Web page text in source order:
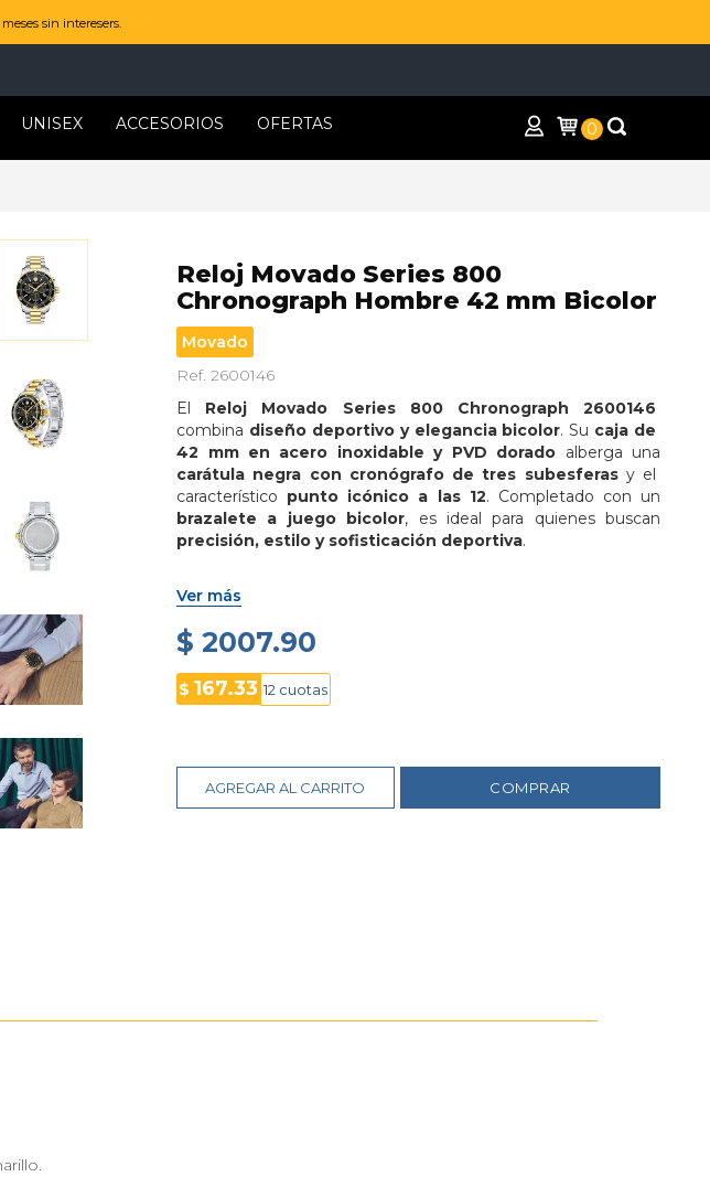
sin interesers.
UNISEX ACCESORIOS OFERTAS 0
Reloj Movado Series 800
Chronograph Hombre 42 mm Bicolor
Movado
Ref. 2600146
El Reloj Movado Series 800 Chronograph 2600146
combina diseño deportivo y elegancia bicolor. Su caja de
42 mm en acero inoxidable y PVD dorado alberga una
carátula negra con cronógrafo de tres subesferas y el
característico punto icónico a las 12. Completado con un
brazalete a juego bicolor, es ideal para quienes buscan
precisión, estilo y sofisticación deportiva.
Ver más
$ 2007.90
$167.33 12 cuotas
AGREGAR AL CARRITO COMPRAR